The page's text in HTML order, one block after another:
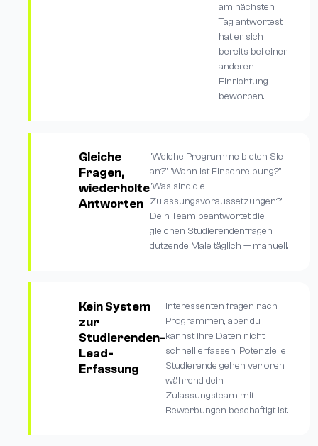
am nächsten
Tag antwortest,
hat er sich
bereits bei einer
anderen
Einrichtung
beworben.
Gleiche
Fragen,
wiederholte
Antworten
"Welche Programme bieten Sie
an?" "Wann ist Einschreibung?"
"Was sind die
Zulassungsvoraussetzungen?"
Dein Team beantwortet die
gleichen Studierendenfragen
dutzende Male täglich — manuell.
Kein System
zur
Studierenden-
Lead-
Erfassung
Interessenten fragen nach
Programmen, aber du
kannst ihre Daten nicht
schnell erfassen. Potenzielle
Studierende gehen verloren,
während dein
Zulassungsteam mit
Bewerbungen beschäftigt ist.